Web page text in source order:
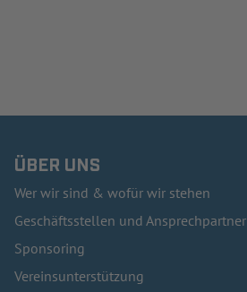
ÜBER UNS
Wer wir sind & wofür wir stehen
Geschäftsstellen und Ansprechpartner
Sponsoring
Vereinsunterstützung